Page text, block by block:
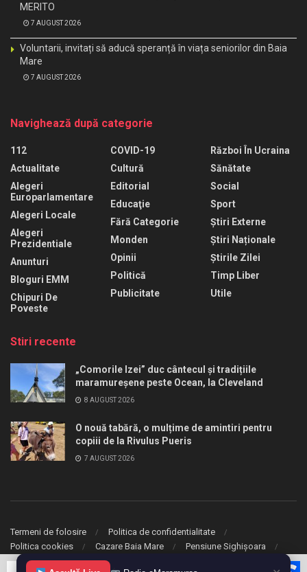
MERITO
7 AUGUST 2026
Voluntarii, invitați să aducă speranță în viața seniorilor din Baia
Mare
7 AUGUST 2026
Navighează după categorie
112
Actualitate
Alegeri
Europarlamentare
Alegeri Locale
Alegeri
Prezidentiale
Anunturi
Bloguri EMM
Chipuri De
Poveste
COVID-19
Cultură
Editorial
Educaţie
Fără Categorie
Monden
Opinii
Politică
Publicitate
Război În Ucraina
Sănătate
Social
Sport
Știri Externe
Știri Naționale
Știrile Zilei
Timp Liber
Utile
Stiri recente
„Comorile Izei” duc cântecul și tradițiile
maramureșene peste Ocean, la Cleveland
8 AUGUST 2026
O nouă tabără, o mulțime de amintiri pentru
copiii de la Rivulus Pueris
7 AUGUST 2026
Termeni de folosire
Politica de confidentialitate
Politica cookies
Cazare Baia Mare Pensiune Sighișoara